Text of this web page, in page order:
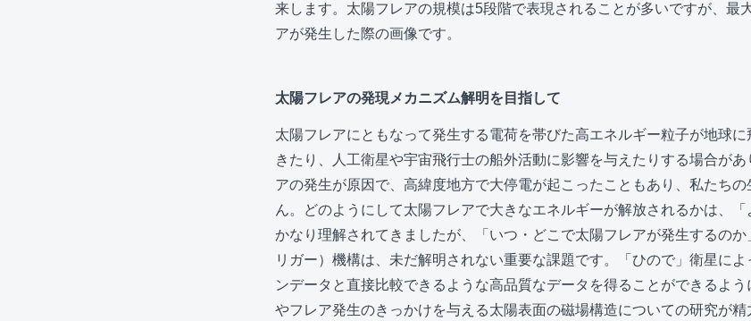
来します。太陽フレアの規模は5段階で表現されることが多いですが、最
アが発生した際の画像です。
太陽フレアの発現メカニズム解明を目指して
太陽フレアにともなって発生する電荷を帯びた高エネルギー粒子が地球
きたり、人工衛星や宇宙飛行士の船外活動に影響を与えたりする場合が
アの発生が原因で、高緯度地方で大停電が起こったこともあり、私たち
ん。どのようにして太陽フレアで大きなエネルギーが解放されるかは、
かなり理解されてきましたが、「いつ・どこで太陽フレアが発生するのか
リガー）機構は、未だ解明されない重要な課題です。「ひので」衛星に
ンデータと直接比較できるような高品質なデータを得ることができるよ
やフレア発生のきっかけを与える太陽表面の磁場構造についての研究が精